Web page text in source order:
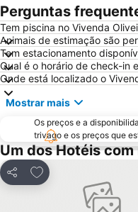
Perguntas
Tem piscina no Vivenda
Animais de estimação são
Tem estacionamento
Qual é o horário de check-in
Onde está localizado o
Mostrar mais
Os preços e a
trivago e os preços que
Um dos Hotéis
Partilhar
Adicionar aos